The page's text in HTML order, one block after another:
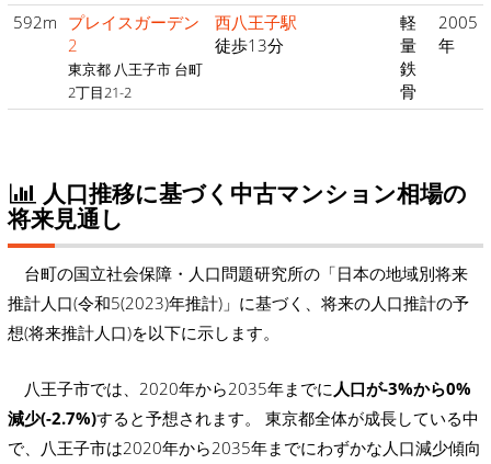
592m プレイスガーデン
2
東京都 八王子市 台町
2丁目21-2
西八王子駅
徒歩13分
軽
量
鉄
骨
2005
年
人口推移に基づく中古マンション相場の
将来見通し
台町の国立社会保障・人口問題研究所の「日本の地域別将来
推計人口(令和5(2023)年推計)」に基づく、将来の人口推計の予
想(将来推計人口)を以下に示します。
八王子市では、2020年から2035年までに 人口が-3%から0%
減少(-2.7%)すると予想されます。 東京都全体が成長している中
で、八王子市は2020年から2035年までにわずかな人口減少傾向